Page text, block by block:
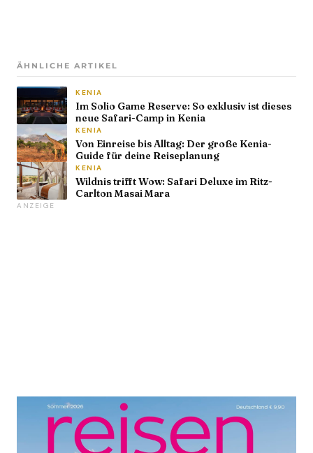
ÄHNLICHE ARTIKEL
KENIA
Im Solio Game Reserve: So exklusiv ist dieses
neue Safari-Camp in Kenia
KENIA
Von Einreise bis Alltag: Der große Kenia-
Guide für deine Reiseplanung
KENIA
Wildnis trifft Wow: Safari Deluxe im Ritz-
Carlton Masai Mara
ANZEIGE